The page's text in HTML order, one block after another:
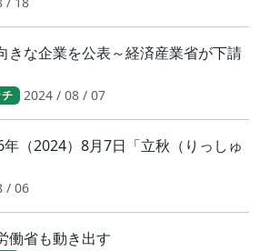
きな企業を公表～経済産業省が下請
2024 / 08 / 07
（2024）8月7日「立秋（りっしゅ
/ 06
働省も動き出す